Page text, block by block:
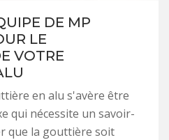
DE MP
LE
VOTRE
en alu s'avère être
qui nécessite un savoir-
que la gouttière soit